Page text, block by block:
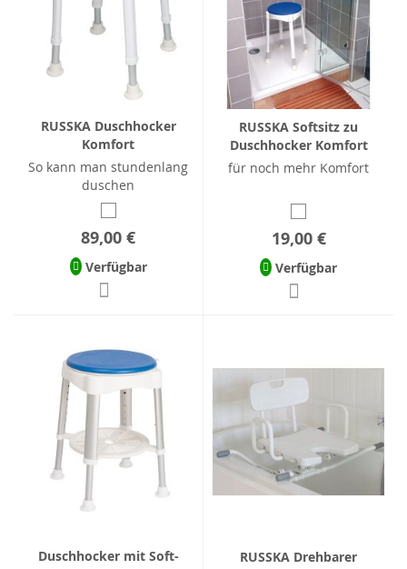
RUSSKA Duschhocker
Komfort
So kann man stundenlang
duschen
89,00 €
Verfügbar
RUSSKA Softsitz zu
Duschhocker Komfort
für noch mehr Komfort
19,00 €
Verfügbar
Duschhocker mit Soft-
RUSSKA Drehbarer